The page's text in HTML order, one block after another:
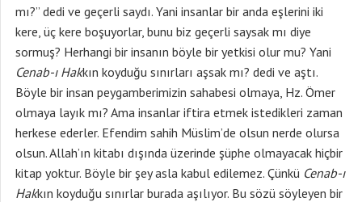
mı?” dedi ve geçerli saydı. Yani insanlar bir anda eşlerini iki
kere, üç kere boşuyorlar, bunu biz geçerli saysak mı diye
sormuş? Herhangi bir insanın böyle bir yetkisi olur mu? Yani
Cenab-ı Hakkın koyduğu sınırları aşsak mı? dedi ve aştı.
Böyle bir insan peygamberimizin sahabesi olmaya, Hz. Ömer
olmaya layık mı? Ama insanlar iftira etmek istedikleri zaman
herkese ederler. Efendim sahih Müslim’de olsun nerde olursa
olsun. Allah’ın kitabı dışında üzerinde şüphe olmayacak hiçbir
kitap yoktur. Böyle bir şey asla kabul edilemez. Çünkü Cenab-ı
Hakkın koyduğu sınırlar burada aşılıyor. Bu sözü söyleyen bir